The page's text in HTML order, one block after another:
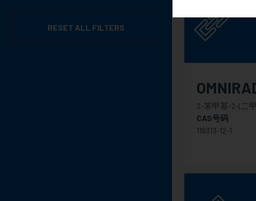
RESET ALL FILTERS
2-苯甲基-2-(二
CAS号码
119313-12-1